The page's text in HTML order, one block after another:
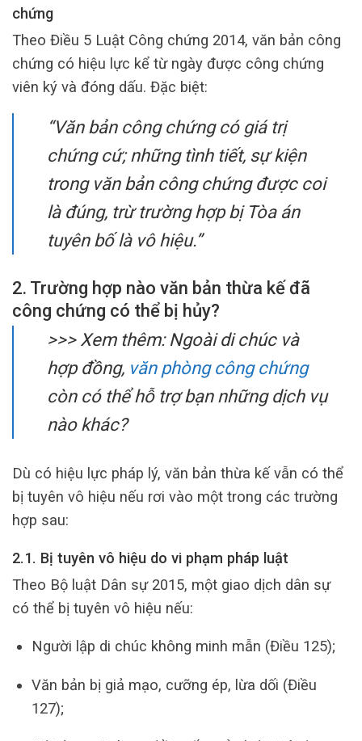
chứng
Theo Điều 5 Luật Công chứng 2014, văn bản công
chứng có hiệu lực kể từ ngày được công chứng
viên ký và đóng dấu. Đặc biệt:
“Văn bản công chứng có giá trị
chứng cứ; những tình tiết, sự kiện
trong văn bản công chứng được coi
là đúng, trừ trường hợp bị Tòa án
tuyên bố là vô hiệu.”
2. Trường hợp nào văn bản thừa kế đã
công chứng có thể bị hủy?
>>> Xem thêm: Ngoài di chúc và
hợp đồng, văn phòng công chứng
còn có thể hỗ trợ bạn những dịch vụ
nào khác?
Dù có hiệu lực pháp lý, văn bản thừa kế vẫn có thể
bị tuyên vô hiệu nếu rơi vào một trong các trường
hợp sau:
2.1. Bị tuyên vô hiệu do vi phạm pháp luật
Theo Bộ luật Dân sự 2015, một giao dịch dân sự
có thể bị tuyên vô hiệu nếu:
Người lập di chúc không minh mẫn (Điều 125);
Văn bản bị giả mạo, cưỡng ép, lừa dối (Điều
127);